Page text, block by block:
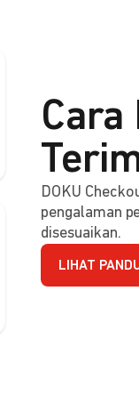
Cara
DOKU
pengalaman
disesuaikan.
LIHAT